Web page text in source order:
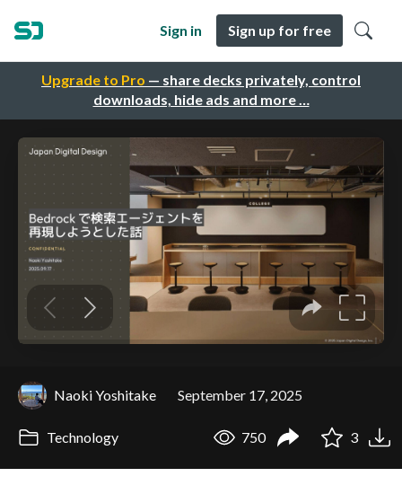
Upgrade to Pro — share decks privately, control
downloads, hide ads and more …
Sign in Sign up for free
Naoki Yoshitake September 17, 2025
Technology 750 3